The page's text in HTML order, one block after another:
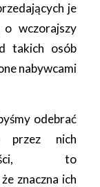
je
wczorajszy
takich osób
nabywcami
odebrać
przez nich
to
znaczna ich